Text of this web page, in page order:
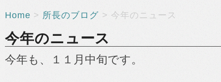
Home > 所長のブログ > 今年のニュース
今年のニュース
今年も、１１月中旬です。